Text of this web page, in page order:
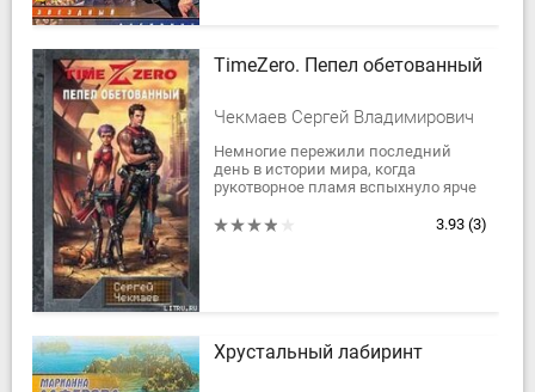
TimeZero. Пепел обетованный
Чекмаев Сергей Владимирович
Немногие пережили последний
день в истории мира, когда
рукотворное пламя вспыхнуло ярче
спустя выбрались из подземных
3.93 (3)
Хрустальный лабиринт